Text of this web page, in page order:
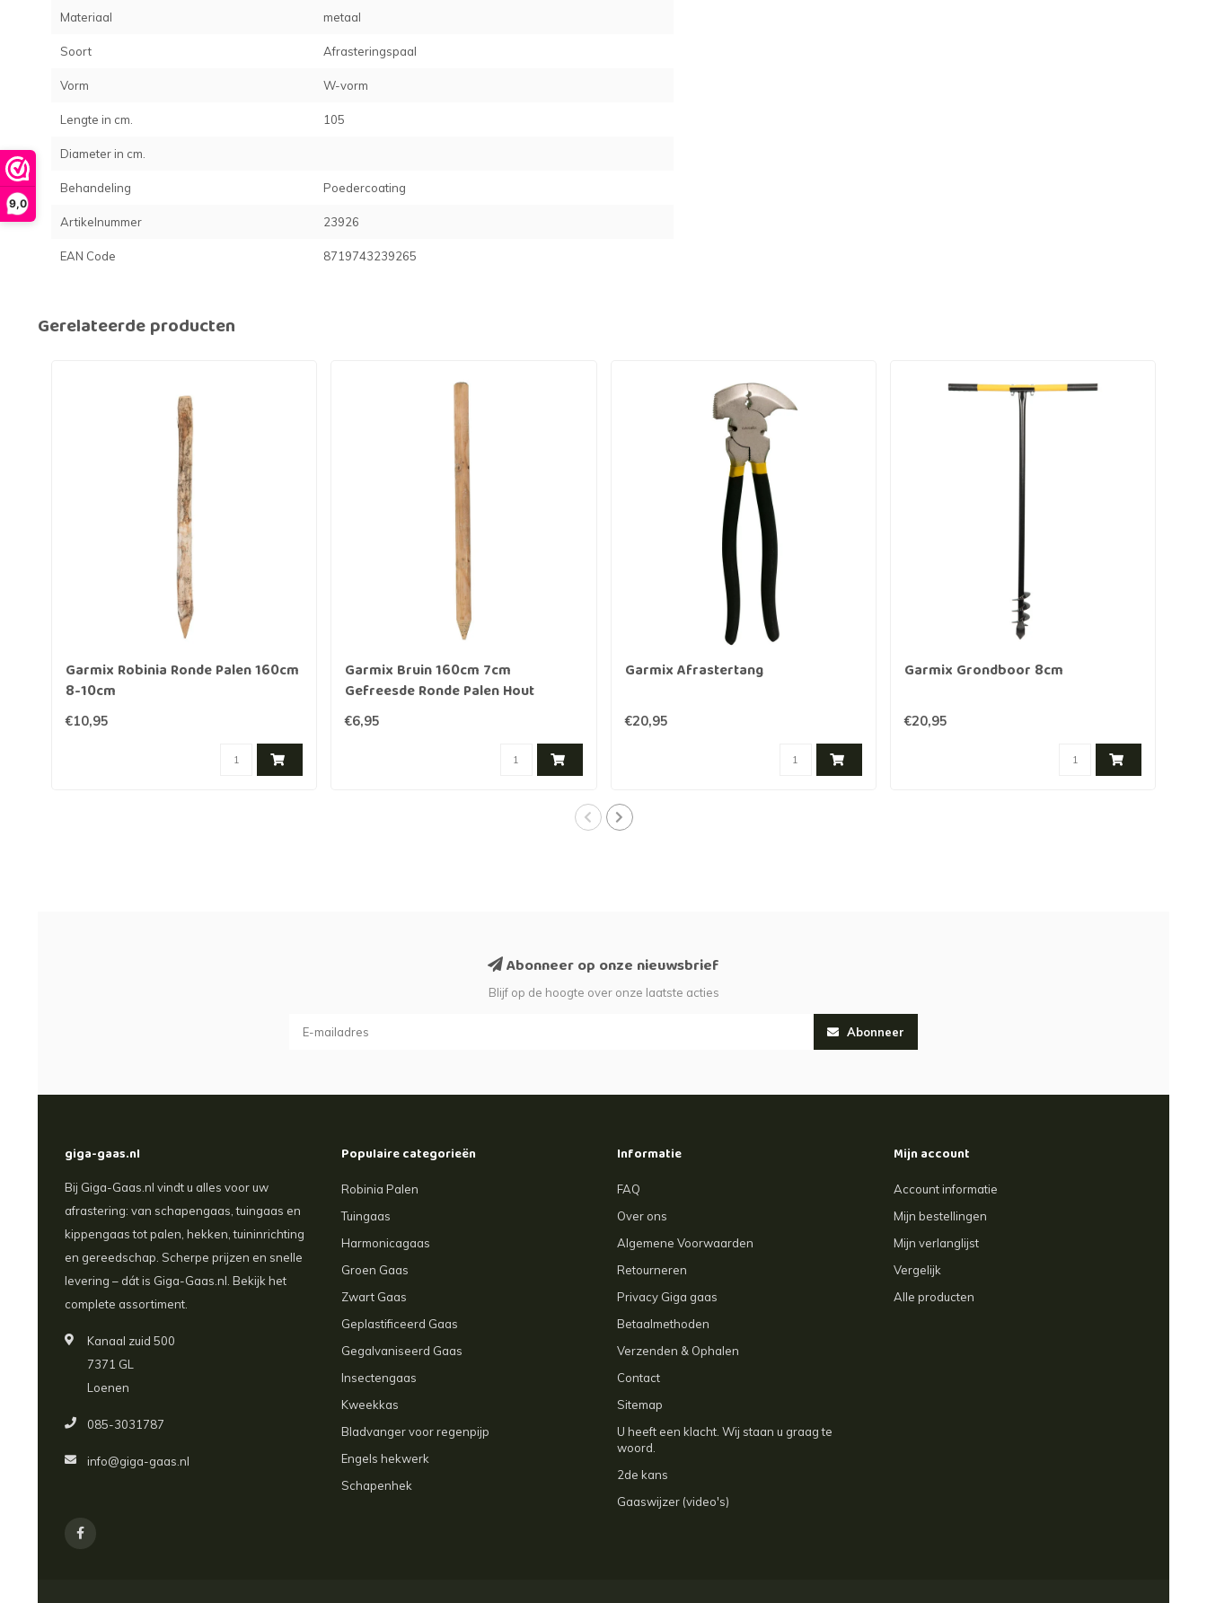
9,0
Materiaal metaal
Soort Afrasteringspaal
Vorm W-vorm
Lengte in cm. 105
Diameter in cm.
Behandeling Poedercoating
Artikelnummer 23926
EAN Code 8719743239265
Gerelateerde producten
Garmix Robinia Ronde Palen 160cm
8-10cm
€10,95
Garmix Bruin 160cm 7cm
Gefreesde Ronde Palen Hout
geïmpregneerd
€6,95
Garmix Afrastertang
€20,95
Garmix Grondboor 8cm
€20,95
Abonneer op onze nieuwsbrief
Blijf op de hoogte over onze laatste acties
Abonneer
giga-gaas.nl
Bij Giga-Gaas.nl vindt u alles voor uw
afrastering: van schapengaas, tuingaas en
kippengaas tot palen, hekken, tuininrichting
en gereedschap. Scherpe prijzen en snelle
levering – dát is Giga-Gaas.nl. Bekijk het
complete assortiment.
Kanaal zuid 500
7371 GL
Loenen
085-3031787
info@giga-gaas.nl
Populaire categorieën
Robinia Palen
Tuingaas
Harmonicagaas
Groen Gaas
Zwart Gaas
Geplastificeerd Gaas
Gegalvaniseerd Gaas
Insectengaas
Kweekkas
Bladvanger voor regenpijp
Engels hekwerk
Schapenhek
Informatie
FAQ
Over ons
Algemene Voorwaarden
Retourneren
Privacy Giga gaas
Betaalmethoden
Verzenden & Ophalen
Contact
Sitemap
U heeft een klacht. Wij staan u graag te
woord.
2de kans
Gaaswijzer (video's)
Mijn account
Account informatie
Mijn bestellingen
Mijn verlanglijst
Vergelijk
Alle producten